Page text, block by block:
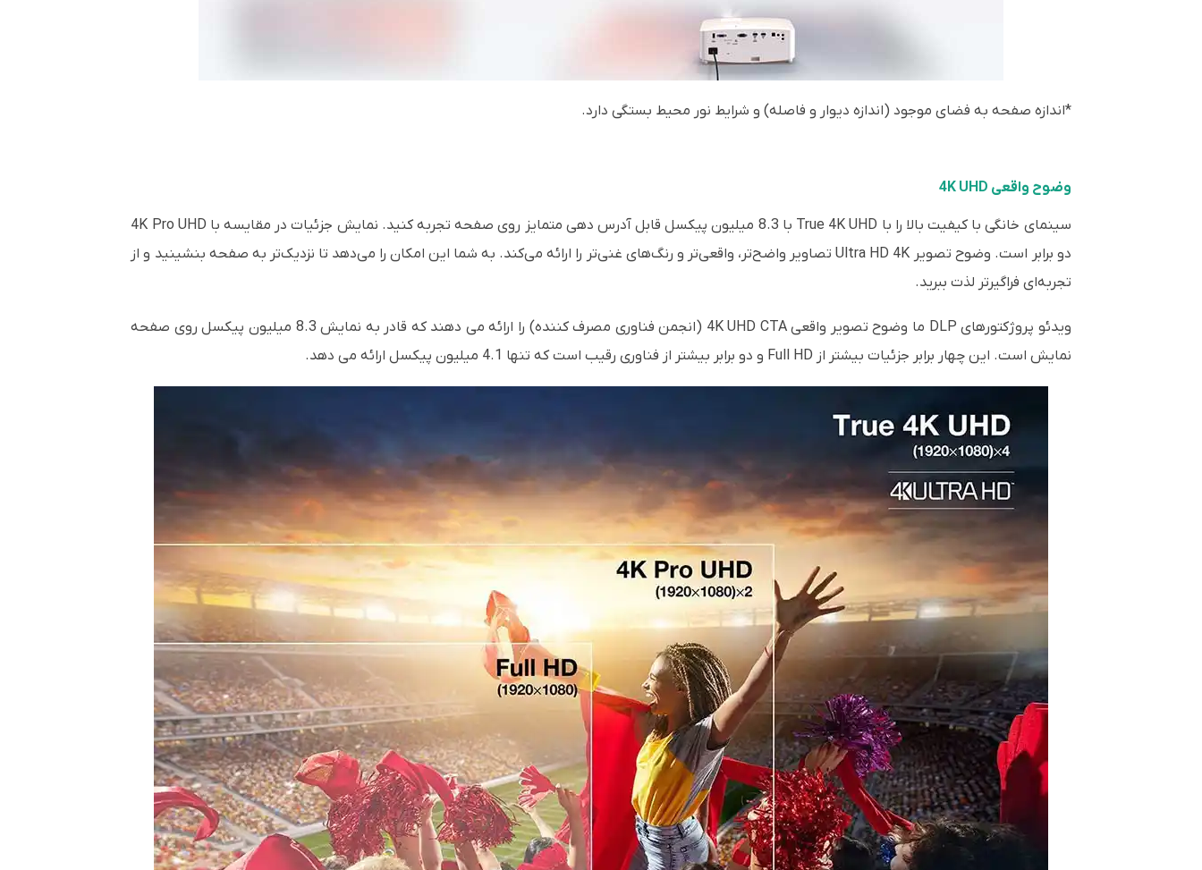
*اندازه صفحه به فضای موجود (اندازه دیوار و فاصله) و شرایط نور محیط بستگی دارد.
وضوح واقعی 4K UHD
سینمای خانگی با کیفیت بالا را با True 4K UHD با 8.3 میلیون پیکسل قابل آدرس دهی متمایز روی صفحه تجربه کنید. نمایش جزئیات در مقایسه با 4K Pro UHD
دو برابر است.
وضوح تصویر Ultra HD 4K تصاویر واضح‌تر، واقعی‌تر و رنگ‌های غنی‌تر را ارائه می‌کند. به شما این امکان را می‌دهد تا نزدیک‌تر به صفحه بنشینید و از
تجربه‌ای فراگیرتر لذت ببرید.
ویدئو پروژکتورهای DLP ما وضوح تصویر واقعی 4K UHD CTA (انجمن فناوری مصرف کننده) را ارائه می دهند که قادر به نمایش 8.3 میلیون پیکسل روی صفحه
نمایش است. این چهار برابر جزئیات بیشتر از Full HD و دو برابر بیشتر از فناوری رقیب است که تنها 4.1 میلیون پیکسل ارائه می دهد.